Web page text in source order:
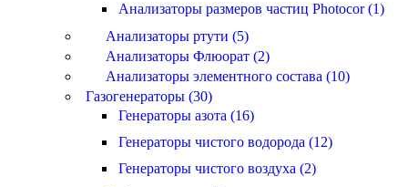
Анализаторы размеров частиц Photocor (1)
Анализаторы ртути (5)
Анализаторы Флюорат (2)
Анализаторы элементного состава (10)
Газогенераторы (30)
Генераторы азота (16)
Генераторы чистого водорода (12)
Генераторы чистого воздуха (2)